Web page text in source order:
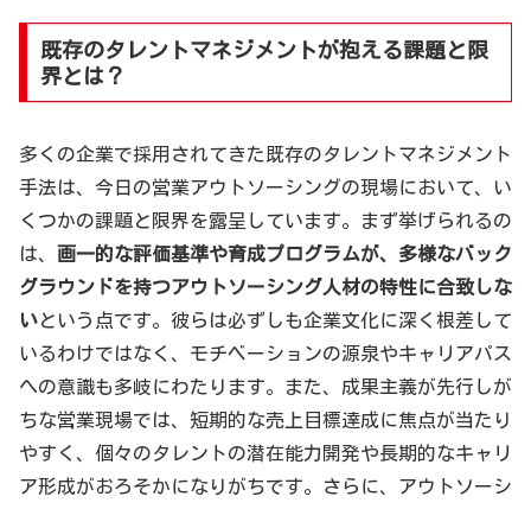
既存のタレントマネジメントが抱える課題と限
界とは？
多くの企業で採用されてきた既存のタレントマネジメント
手法は、今日の営業アウトソーシングの現場において、い
くつかの課題と限界を露呈しています。まず挙げられるの
は、 画一的な評価基準や育成プログラムが、多様なバック
グラウンドを持つアウトソーシング人材の特性に合致しな
いという点です。彼らは必ずしも企業文化に深く根差して
いるわけではなく、モチベーションの源泉やキャリアパス
への意識も多岐にわたります。また、成果主義が先行しが
ちな営業現場では、短期的な売上目標達成に焦点が当たり
やすく、個々のタレントの潜在能力開発や長期的なキャリ
ア形成がおろそかになりがちです。さらに、アウトソーシ